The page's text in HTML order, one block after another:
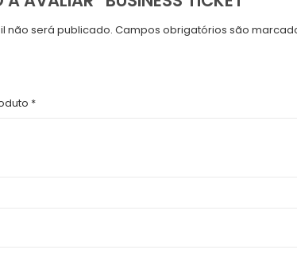
não será publicado. Campos obrigatórios são
*